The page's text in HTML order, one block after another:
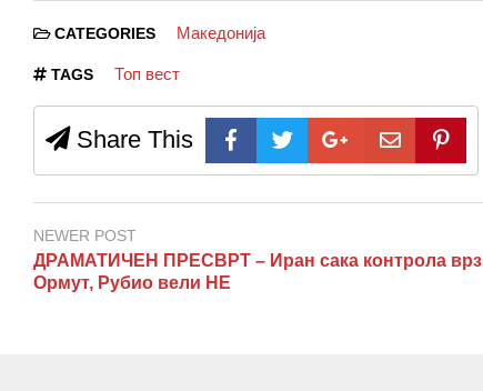
CATEGORIES Македонија
TAGS Топ вест
Share This
NEWER POST
ДРАМАТИЧЕН ПРЕСВРТ – Иран сака контрола врз
Ормут, Рубио вели НЕ